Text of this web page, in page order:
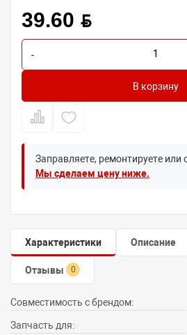
39.60 BYN
-
В корзину
Заправляете, ремонтируете или
Мы сделаем цену ниже.
Характеристики Описание
Отзывы 0
Совместимость с брендом:
Запчасть для: